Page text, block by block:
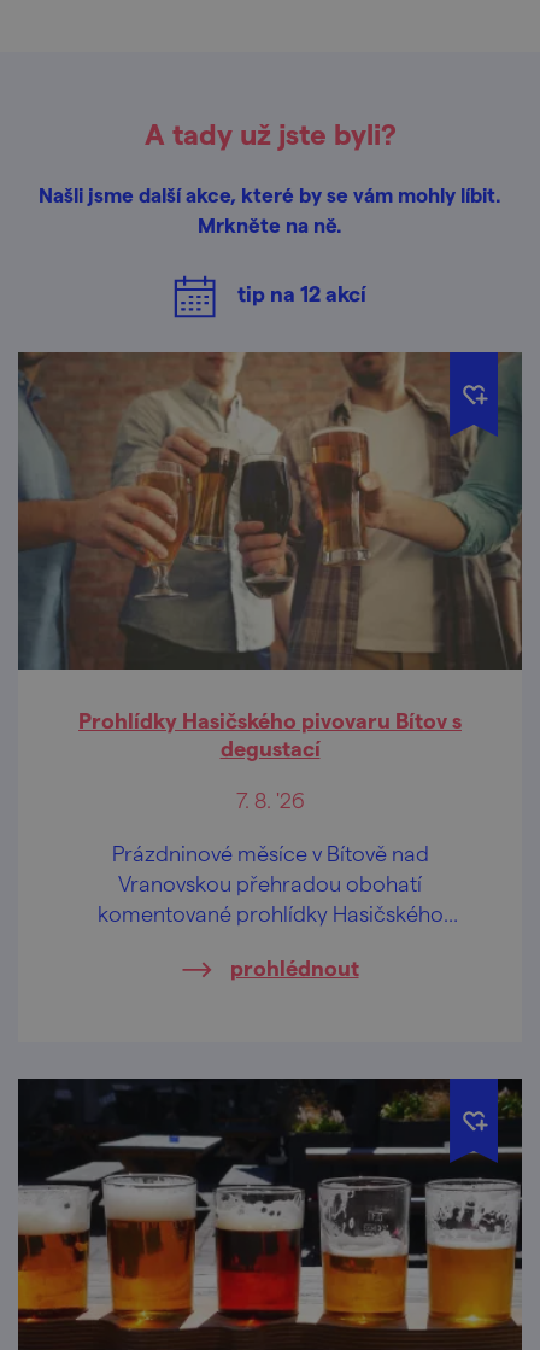
A tady už jste byli?
Našli jsme další akce, které by se vám mohly líbit.
Mrkněte na ně.
tip na 12akcí
Prohlídky Hasičského pivovaru Bítov s
degustací
7. 8. '26
Prázdninové měsíce v Bítově nad
Vranovskou přehradou obohatí
komentované prohlídky Hasičského
prohlédnout